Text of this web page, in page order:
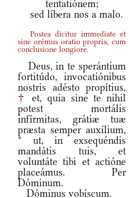
tentatiónem;
sed líbera nos a malo.
Postea dicitur immediate et
sine orémus oratio propria, cum
conclusione longiore.
Deus, in te sperántium
fortitúdo, invocatiónibus
nostris adésto propítius,
†
et, quia sine te nihil
potest mortális
infírmitas, grátiæ tuæ
præsta semper auxílium,
* ut, in exsequéndis
mandátis tuis, et
voluntáte tibi et actióne
placeámus. Per
Dóminum.
Dóminus vobíscum.